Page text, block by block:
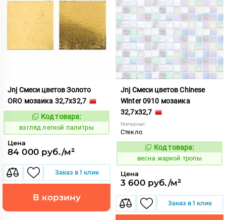
Jnj Смеси цветов Золото
ORO мозаика 32,7x32,7
130566
Код товара:
взгляд легкой палитры
Цена
84 000 руб./м²
Заказ в 1 клик
В корзину
Jnj Смеси цветов Chinese
Winter 0910 мозаика
32,7x32,7
Материал:
Стекло
97358
Код товара:
весна жаркой тропы
Цена
3 600 руб./м²
Заказ в 1 клик